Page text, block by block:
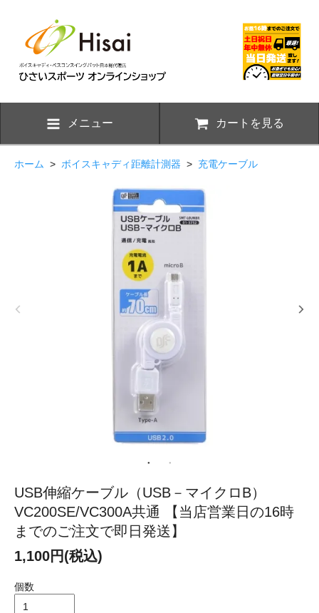
メニュー カートを見る
ホーム > ボイスキャディ距離計測器 > 充電ケーブル
USB伸縮ケーブル（USB－マイクロB）
VC200SE/VC300A共通 【当店営業日の16時
までのご注文で即日発送】
1,100円(税込)
個数